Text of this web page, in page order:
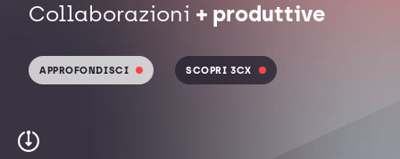
Collaborazioni + produttive
APPROFONDISCI SCOPRI 3CX